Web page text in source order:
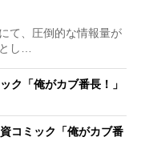
て、圧倒的な情報量が
し…
ク「俺がカブ番長！」
コミック「俺がカブ番